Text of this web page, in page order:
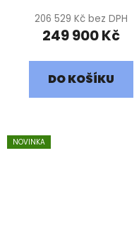
206 529 Kč bez DPH
249 900 Kč
DO KOŠÍKU
NOVINKA